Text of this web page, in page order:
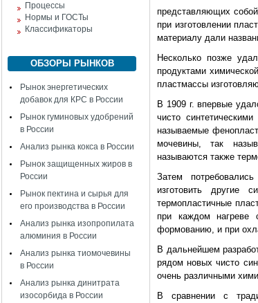
Процессы
Нормы и ГОСТы
Классификаторы
ОБЗОРЫ РЫНКОВ
Рынок энергетических
добавок для КРС в России
Рынок гуминовых удобрений
в России
Анализ рынка кокса в России
Рынок защищенных жиров в
России
Рынок пектина и сырья для
его производства в России
Анализ рынка изопропилата
алюминия в России
Анализ рынка тиомочевины
в России
Анализ рынка динитрата
изосорбида в России
представляющих
при изготовлении
материалу дали
Несколько позже
продуктами
пластмассы
В 1909 г. впервые
чисто
называемые
мочевины, так
называются также
Затем
изготовить другие
термопластичные
при каждом нагреве
формованию, и при
В дальнейшем
рядом новых чисто
очень различными
В сравнении с